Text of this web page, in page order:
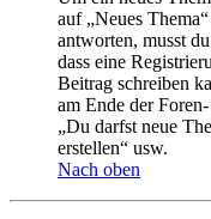
auf „Neues
antworten, musst
dass eine
Beitrag schreiben
am Ende der
„Du darfst neue
erstellen“ usw.
Nach oben